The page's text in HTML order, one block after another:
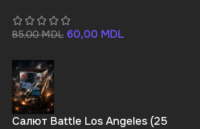
85,00MDL 60,00 MDL
Салют Battle Los Angeles (25